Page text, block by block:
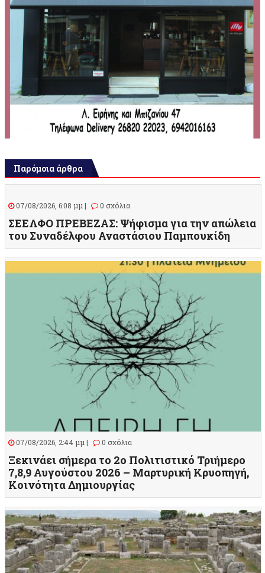
Παρόμοια άρθρα
07/08/2026, 6:08 μμ | 0 σχόλια
ΣΕΕΛΦΟ ΠΡΕΒΕΖΑΣ: Ψήφισμα για την απώλεια
του Συναδέλφου Αναστάσιου Παμπουκίδη
07/08/2026, 2:44 μμ | 0 σχόλια
Ξεκινάει σήμερα το 2ο Πολιτιστικό Τριήμερο
7,8,9 Αυγούστου 2026 – Μαρτυρική Κρυοπηγή,
Κοινότητα Δημιουργίας